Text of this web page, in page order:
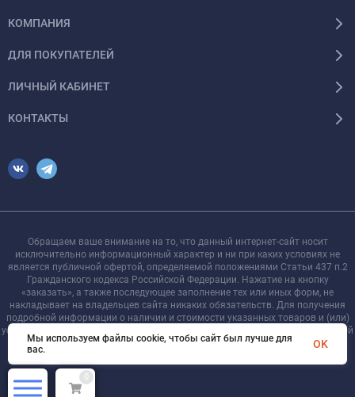
КОМПАНИЯ
ДЛЯ ПОКУПАТЕЛЕЙ
ЛИЧНЫЙ КАБИНЕТ
КОНТАКТЫ
Обращаем ваше внимание на то, что данный интернет-сайт носит
исключительно информационный характер и ни при каких условиях не
является публичной офертой, определяемой положениями Статьи 437 п.2
Гражданского кодекса Российской Федерации. Нажатие на кнопку
«заказать», а также последующее заполнение тех или иных форм, не
накладывает на владельцев сайта никаких обязательств. Для получения
подробной информации о наличии и стоимости указанных товаров и (или)
услуг, пожалуйста, обращайтесь к менеджеру сайта с помощью специальной
формы связи или по телефону +7 921 755-09-90
0
Мы используем файлы cookie, чтобы сайт был лучше для
вас.
OK